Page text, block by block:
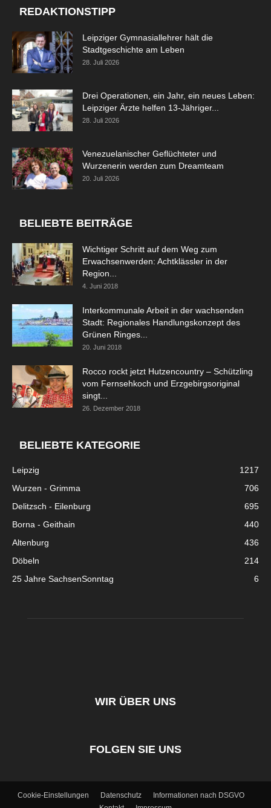
REDAKTIONSTIPP
Leipziger Gymnasiallehrer hält die
Stadtgeschichte am Leben
28. Juli 2026
Drei Operationen, ein Jahr, ein neues Leben:
Leipziger Ärzte helfen 13-Jähriger...
28. Juli 2026
Venezuelanischer Geflüchteter und
Wurzenerin werden zum Dreamteam
20. Juli 2026
BELIEBTE BEITRÄGE
Wichtiger Schritt auf dem Weg zum
Erwachsenwerden: Achtklässler in der
Region...
4. Juni 2018
Interkommunale Arbeit in der wachsenden
Stadt: Regionales Handlungskonzept des
Grünen Ringes...
20. Juni 2018
Rocco rockt jetzt Hutzencountry – Schützling
vom Fernsehkoch und Erzgebirgsoriginal
singt...
26. Dezember 2018
BELIEBTE KATEGORIE
Leipzig
1217
Wurzen - Grimma
706
Delitzsch - Eilenburg
695
Borna - Geithain
440
Altenburg
436
Döbeln
214
25 Jahre SachsenSonntag
6
WIR ÜBER UNS
FOLGEN SIE UNS
Cookie-Einstellungen Datenschutz
Informationen nach DSGVO